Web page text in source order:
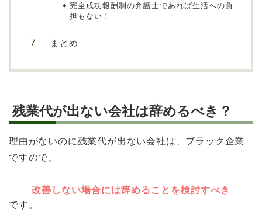
完全成功報酬制の弁護士であれば生活への負
担もない！
まとめ
残業代が出ない会社は辞めるべき？
理由がないのに残業代が出ない会社は、ブラック企業
ですので、
改善しない場合には辞めることを検討すべき
です。